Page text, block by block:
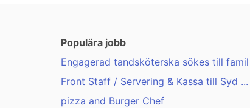
Populära jobb
Engagerad tandsköterska sökes till famil
Front Staff / Servering & Kassa till Syd ...
pizza and Burger Chef